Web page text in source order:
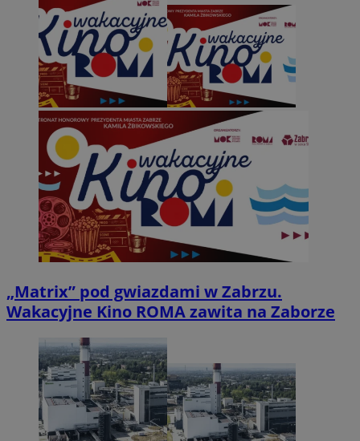
„Matrix” pod gwiazdami w Zabrzu.
Wakacyjne Kino ROMA zawita na Zaborze